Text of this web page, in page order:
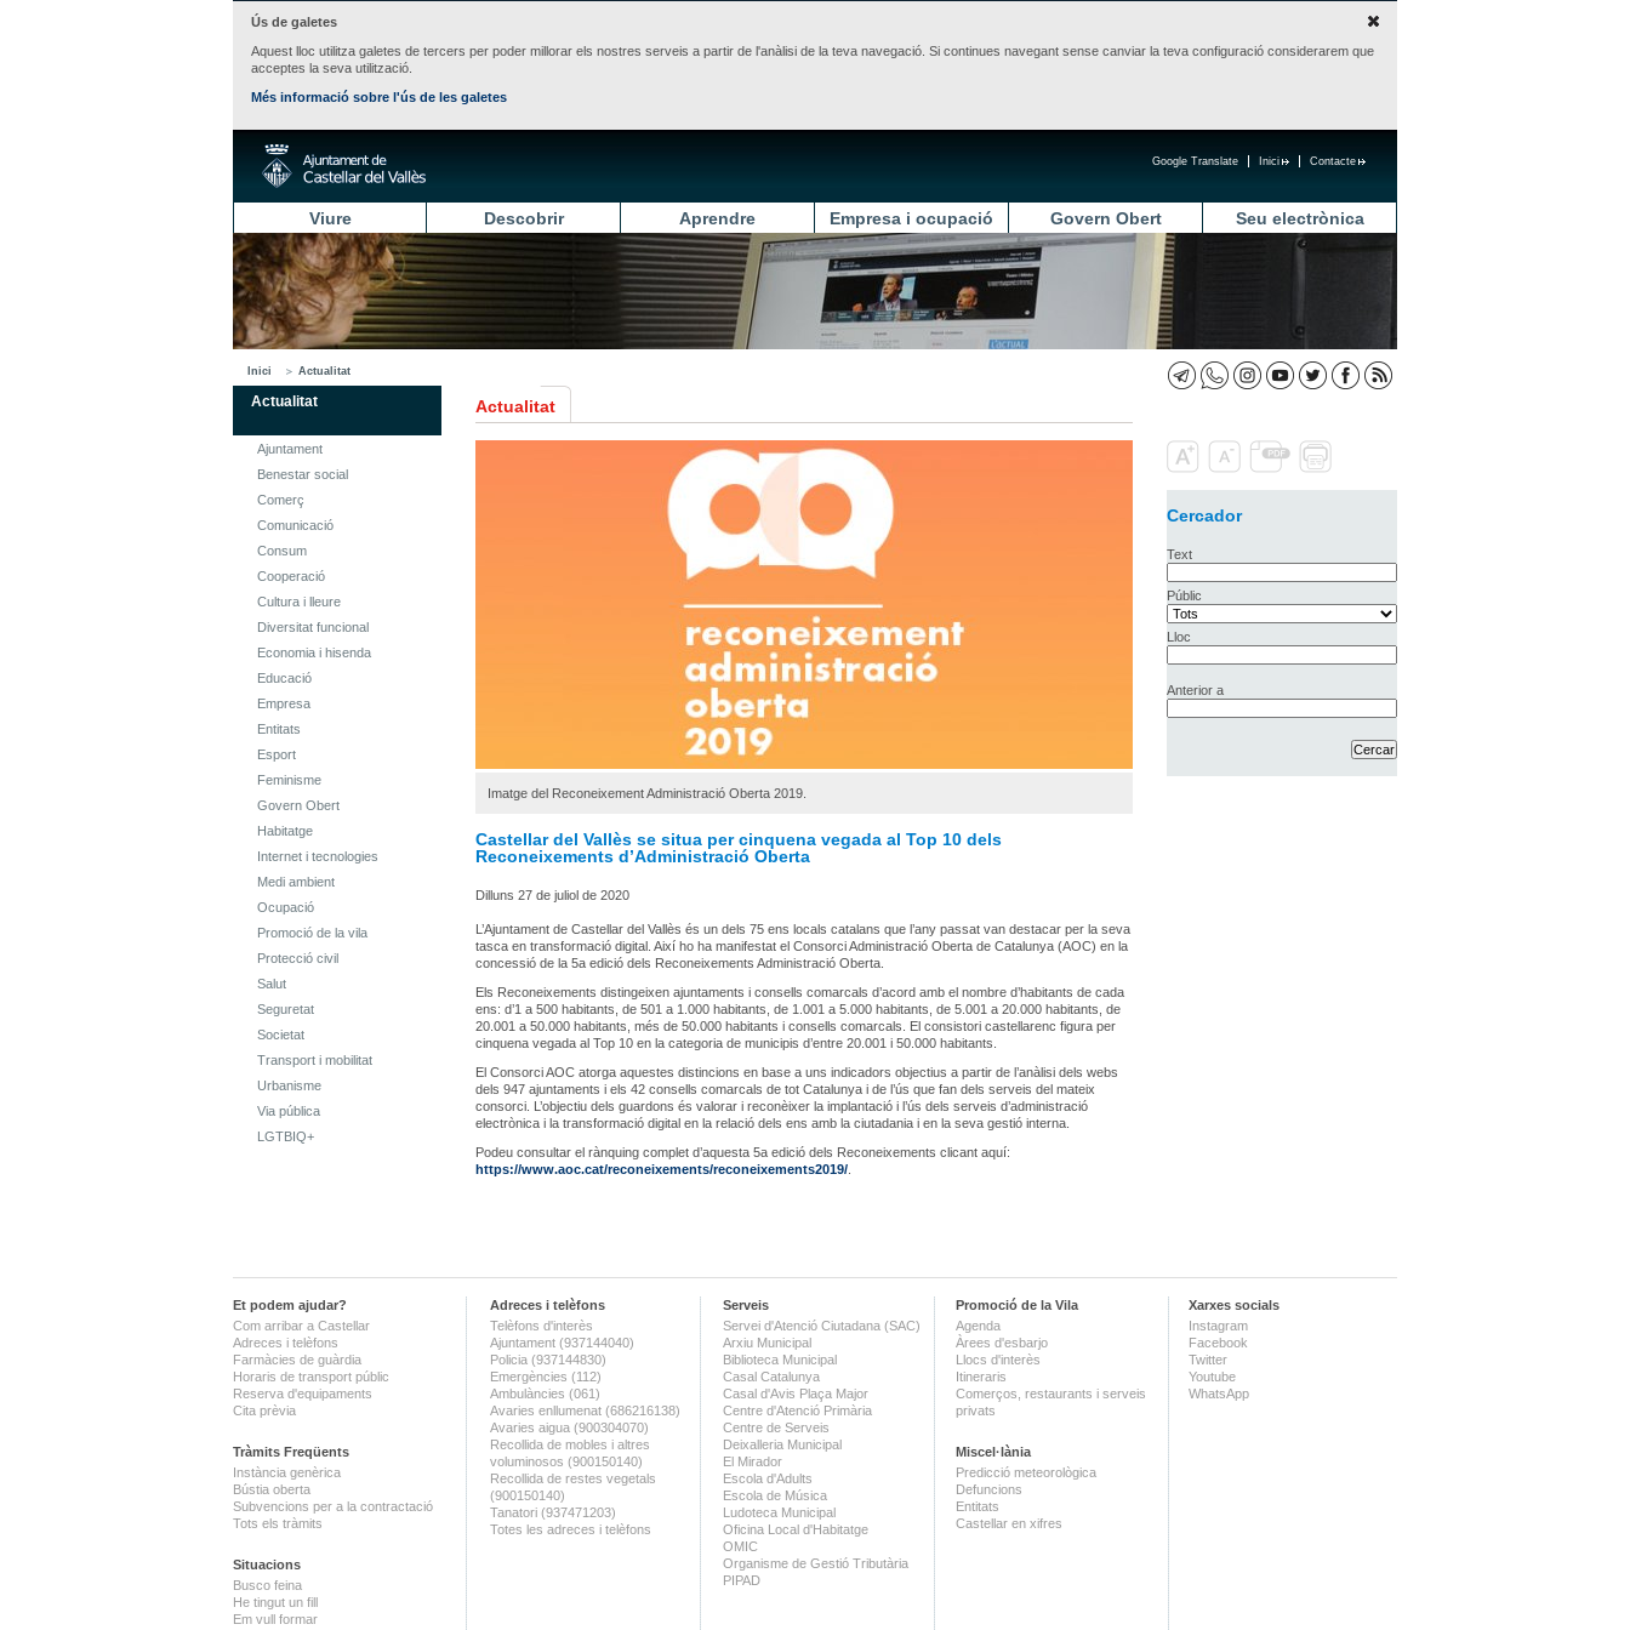
Ús de galetes
Aquest lloc utilitza galetes de tercers per poder millorar els nostres serveis a partir de l'anàlisi de la teva navegació. Si continues navegant sense canviar la teva configuració considerarem que
acceptes la seva utilització.
Més informació sobre l'ús de les galetes
Contacte
Inici
Google Translate
Viure Descobrir Aprendre Empresa i ocupació Govern Obert Seu electrònica
Inici Actualitat
Actualitat
Ajuntament
Benestar social
Comerç
Comunicació
Consum
Cooperació
Cultura i lleure
Diversitat funcional
Economia i hisenda
Educació
Empresa
Entitats
Esport
Feminisme
Govern Obert
Habitatge
Internet i tecnologies
Medi ambient
Ocupació
Promoció de la vila
Protecció civil
Salut
Seguretat
Societat
Transport i mobilitat
Urbanisme
Via pública
LGTBIQ+
Actualitat
Imatge del Reconeixement Administració Oberta 2019.
Castellar del Vallès se situa per cinquena vegada al Top 10 dels
Reconeixements d’Administració Oberta
Dilluns 27 de juliol de 2020
L’Ajuntament de Castellar del Vallès és un dels 75 ens locals catalans que l’any passat van destacar per la seva
tasca en transformació digital. Així ho ha manifestat el Consorci Administració Oberta de Catalunya (AOC) en la
concessió de la 5a edició dels Reconeixements Administració Oberta.
Els Reconeixements distingeixen ajuntaments i consells comarcals d’acord amb el nombre d’habitants de cada
ens: d’1 a 500 habitants, de 501 a 1.000 habitants, de 1.001 a 5.000 habitants, de 5.001 a 20.000 habitants, de
20.001 a 50.000 habitants, més de 50.000 habitants i consells comarcals. El consistori castellarenc figura per
cinquena vegada al Top 10 en la categoria de municipis d’entre 20.001 i 50.000 habitants.
El Consorci AOC atorga aquestes distincions en base a uns indicadors objectius a partir de l’anàlisi dels webs
dels 947 ajuntaments i els 42 consells comarcals de tot Catalunya i de l’ús que fan dels serveis del mateix
consorci. L’objectiu dels guardons és valorar i reconèixer la implantació i l’ús dels serveis d’administració
electrònica i la transformació digital en la relació dels ens amb la ciutadania i en la seva gestió interna.
Podeu consultar el rànquing complet d’aquesta 5a edició dels Reconeixements clicant aquí:
https://www.aoc.cat/reconeixements/reconeixements2019/
Cercador
Text
Públic
Lloc
Anterior a
Et podem ajudar?
Com arribar a Castellar
Adreces i telèfons
Farmàcies de guàrdia
Horaris de transport públic
Reserva d'equipaments
Cita prèvia
Tràmits Freqüents
Instància genèrica
Bústia oberta
Subvencions per a la contractació
Tots els tràmits
Situacions
Busco feina
He tingut un fill
Em vull formar
Adreces i telèfons
Telèfons d'interès
Ajuntament (937144040)
Policia (937144830)
Emergències (112)
Ambulàncies (061)
Avaries enllumenat (686216138)
Avaries aigua (900304070)
Recollida de mobles i altres
voluminosos (900150140)
Recollida de restes vegetals
(900150140)
Tanatori (937471203)
Totes les adreces i telèfons
Serveis
Servei d'Atenció Ciutadana (SAC)
Arxiu Municipal
Biblioteca Municipal
Casal Catalunya
Casal d'Avis Plaça Major
Centre d'Atenció Primària
Centre de Serveis
Deixalleria Municipal
El Mirador
Escola d'Adults
Escola de Música
Ludoteca Municipal
Oficina Local d'Habitatge
OMIC
Organisme de Gestió Tributària
PIPAD
Promoció de la Vila
Agenda
Àrees d'esbarjo
Llocs d'interès
Itineraris
Comerços, restaurants i serveis
privats
Miscel·lània
Predicció meteorològica
Defuncions
Entitats
Castellar en xifres
Xarxes socials
Instagram
Facebook
Twitter
Youtube
WhatsApp